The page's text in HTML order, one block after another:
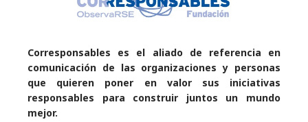
Corresponsables es el aliado de referencia en
comunicación de las organizaciones y personas
que quieren poner en valor sus iniciativas
responsables para construir juntos un mundo
mejor.